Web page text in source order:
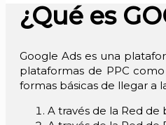
¿Qué es
Google Ads es una
plataformas de PPC
formas básicas de llegar a
A través de la Red de